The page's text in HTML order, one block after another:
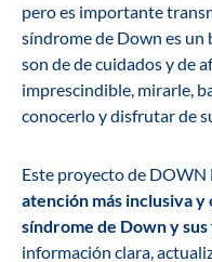
pero es importante
síndrome de Down es un
son de de cuidados y de
imprescindible, mirarle,
conocerlo y disfrutar de
Este proyecto de DOWN
atención más inclusiva y
síndrome de Down y sus
información clara,